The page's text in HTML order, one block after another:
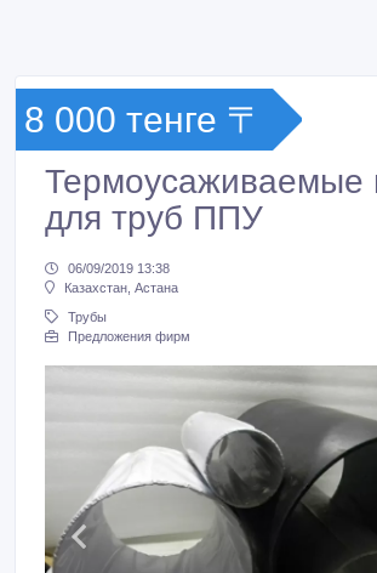
8 000 тенге 〒
Термоусаживаемые
для труб ППУ
06/09/2019 13:38
Казахстан, Астана
Трубы
Предложения фирм